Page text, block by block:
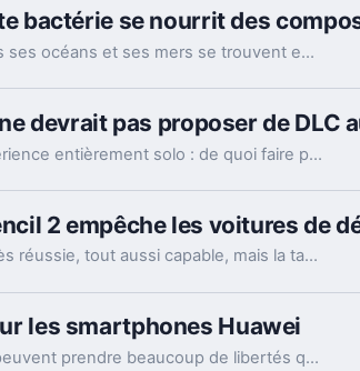
bactérie se nourrit des
La Terre est composée à 71% d'eau. Dans ses océans et ses mers se trouvent encore une multitude d'espèces vivantes incroyables à découvrir. Une bactérie intéresse depuis peu les spécialistes.
devrait pas proposer de DLC
Ni DLC, ni microtransactions, et une expérience entièrement solo : de quoi faire plaisir aux fans de Star Wars !
2 empêche les voitures de
L'Apple iPad Pro 2018 est une machine très réussie, tout aussi capable, mais la tablette n'est pas exempte de défauts. Après le "flexgate", il y a un souci avec la recharge de l'Apple Pencil 2 et... les voitures.
les smartphones Huawei
Les fabricants de smartphones Android peuvent prendre beaucoup de libertés quant à la gestion de l'OS. Et parfois, cela ne passe pas avec des éditeurs. Ce fut le cas récemment avec Huawei et VLC.